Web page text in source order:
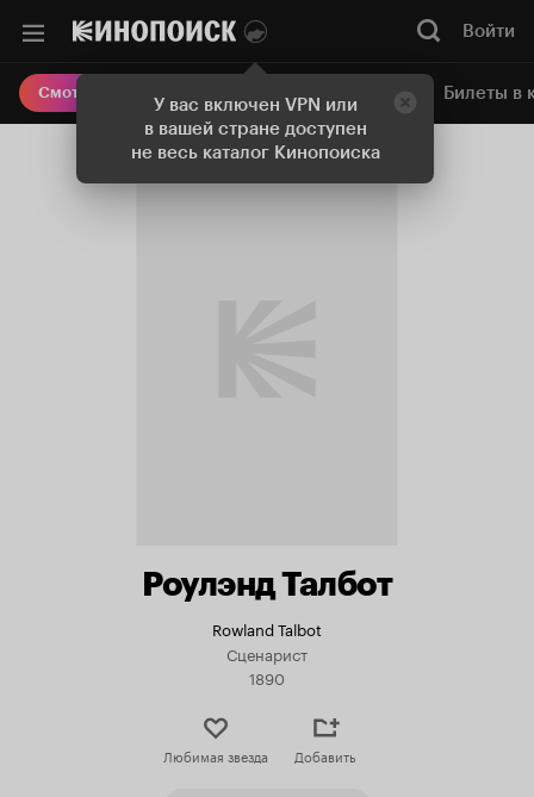
У вас включен VPN или
в вашей стране доступен
не весь каталог Кинопоиска
Войти
Смотреть кино Онлайн-кинотеатр Билеты в
Роулэнд Талбот
Rowland Talbot
Сценарист
1890
Любимая звезда Добавить